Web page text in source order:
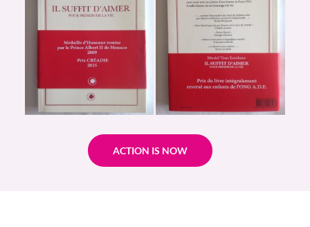
ACTION IS NOW